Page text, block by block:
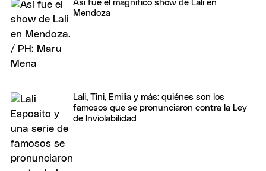
Así fue el magnífico show de Lali en
Mendoza
Lali, Tini, Emilia y más: quiénes son los
famosos que se pronunciaron contra la Ley
de Inviolabilidad